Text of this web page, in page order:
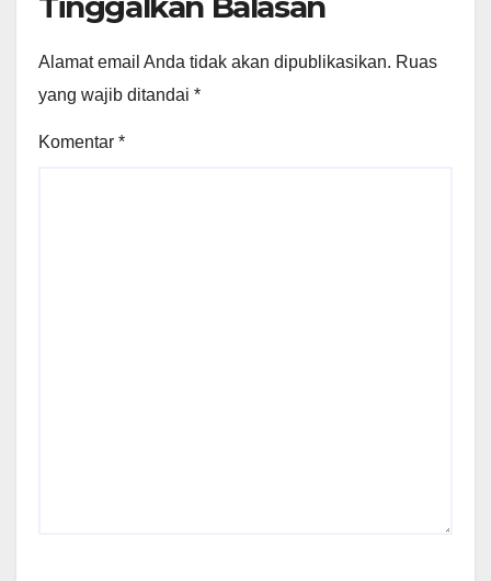
Alamat email Anda tidak akan dipublikasikan. Ruas
yang wajib ditandai *
Komentar *